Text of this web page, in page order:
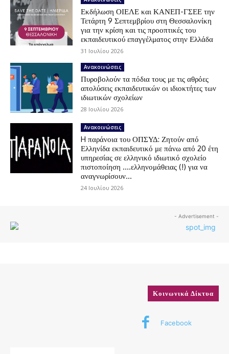
Εκδήλωση ΟΙΕΛΕ και ΚΑΝΕΠ-ΓΣΕΕ την
Τετάρτη 9 Σεπτεμβρίου στη Θεσσαλονίκη
για την κρίση και τις προοπτικές του
εκπαιδευτικού επαγγέλματος στην Ελλάδα
31 Ιουλίου 2026
Ανακοινώσεις
Πυροβολούν τα πόδια τους με τις αθρόες
απολύσεις εκπαιδευτικών οι ιδιοκτήτες των
ιδιωτικών σχολείων
28 Ιουλίου 2026
Ανακοινώσεις
H παράνοια του ΟΠΣΥΔ: Ζητούν από
Ελληνίδα εκπαιδευτικό με πάνω από 20 έτη
υπηρεσίας σε ελληνικό ιδιωτικό σχολείο
πιστοποίηση ….ελληνομάθειας (!) για να
αναγνωρίσουν...
24 Ιουλίου 2026
- Advertisement -
Κοινωνικά Δίκτυα
Facebook